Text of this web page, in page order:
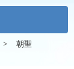
> 朝聖